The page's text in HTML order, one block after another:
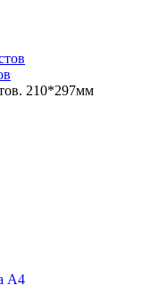
210*297мм